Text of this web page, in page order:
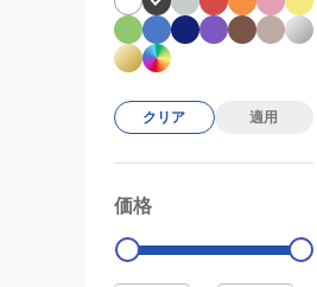
クリア 適用
価格
0